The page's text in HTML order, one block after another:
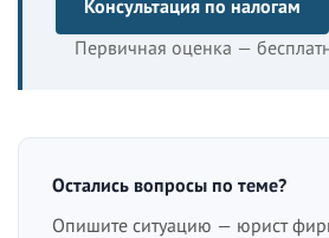
Консультация по налогам
Первичная оценка —
Остались вопросы по теме?
Опишите ситуацию — юрист